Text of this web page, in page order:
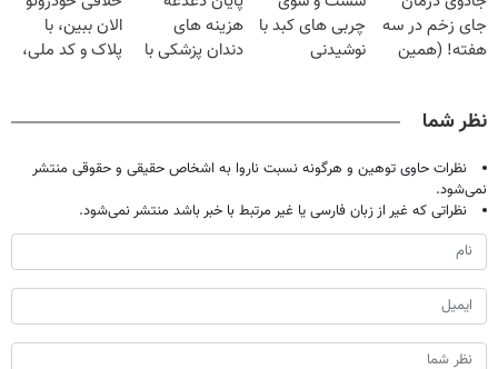
دارند!
جای زخم در سه
هفته! (همین
چربی های کبد با
نوشیدنی
هزینه های
دندان پزشکی با
الان ببین، با
پلاک و کد ملی،
نظر شما
نظرات حاوی توهین و هرگونه نسبت ناروا به اشخاص حقیقی و حقوقی منتشر
نمی‌شود.
نظراتی که غیر از زبان فارسی یا غیر مرتبط با خبر باشد منتشر نمی‌شود.